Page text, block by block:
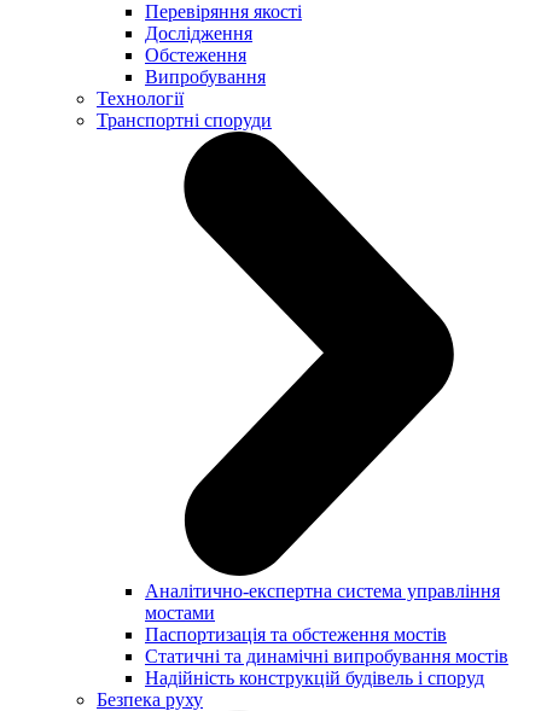
Перевіряння якості
Дослідження
Обстеження
Випробування
Технології
Транспортні споруди
Аналітично-експертна система управління
мостами
Паспортизація та обстеження мостів
Статичні та динамічні випробування мостів
Надійність конструкцій будівель і споруд
Безпека руху